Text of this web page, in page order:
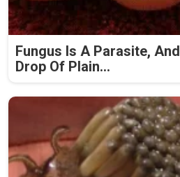
Fungus Is A Parasite,
Drop Of Plain...